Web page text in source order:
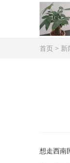
首页 > 新
想走西南